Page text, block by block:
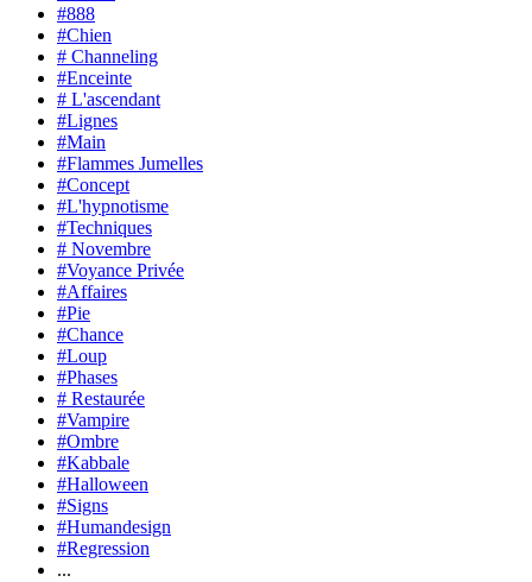
#888
#Chien
# Channeling
#Enceinte
# L'ascendant
#Lignes
#Main
#Flammes Jumelles
#Concept
#L'hypnotisme
#Techniques
# Novembre
#Voyance Privée
#Affaires
#Pie
#Chance
#Loup
#Phases
# Restaurée
#Vampire
#Ombre
#Kabbale
#Halloween
#Signs
#Humandesign
#Regression
...